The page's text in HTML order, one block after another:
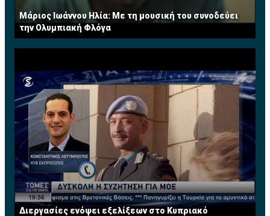
Μάριος Ιωάννου Ηλία: Με τη μουσική του συνοδεύει
την Ολυμπιακή Φλόγα
Διεργασίες ενόψει εξελίξεων στο Κυπριακό